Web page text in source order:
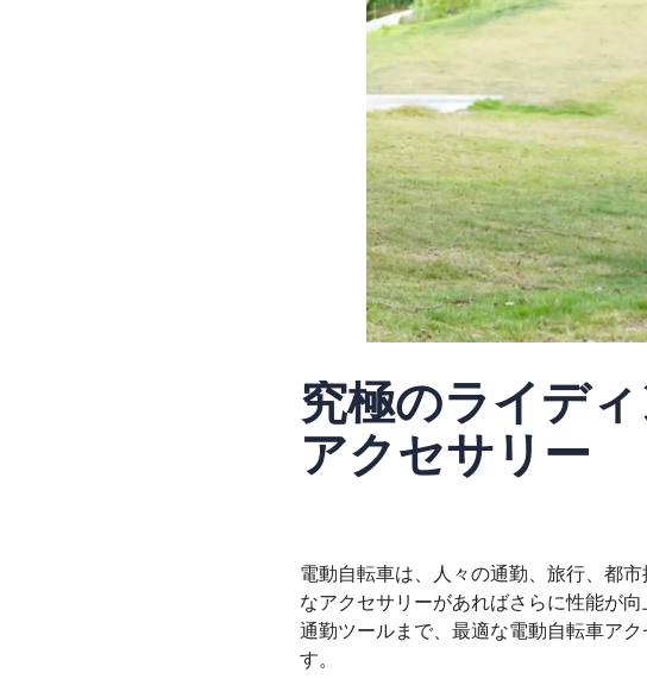
究極のライデ
アクセサリー
電動自転車は、人々の通勤、旅行、都
なアクセサリーがあればさらに性能が
通勤ツールまで、最適な電動自転車ア
す。